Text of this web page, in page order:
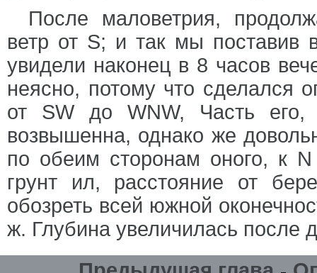
После маловетрия,
ветр от S; и так мы поставив
увидели наконец в 8 часов
неясно, потому что сделался
от SW до WNW, Часть
возвышенна, однако же
по обеим сторонам оного, к
грунт ил, расстояние от
обозреть всей южной
ж. Глубина увеличилась после